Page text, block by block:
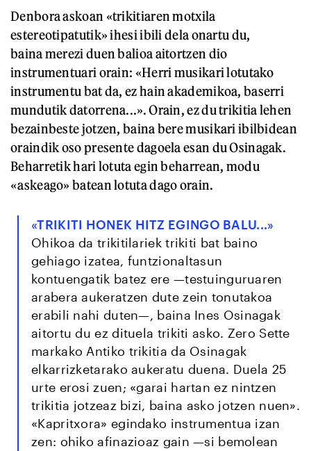
Denbora askoan «trikitiaren motxila
estereotipatutik» ihesi ibili dela onartu du,
baina merezi duen balioa aitortzen dio
instrumentuari orain: «Herri musikari lotutako
instrumentu bat da, ez hain akademikoa, baserri
mundutik datorrena...». Orain, ez du trikitia lehen
bezainbeste jotzen, baina bere musikari ibilbidean
oraindik oso presente dagoela esan du Osinagak.
Beharretik hari lotuta egin beharrean, modu
«askeago» batean lotuta dago orain.
«TRIKITI HONEK HITZ EGINGO BALU...»
Ohikoa da trikitilariek trikiti bat baino
gehiago izatea, funtzionaltasun
kontuengatik batez ere —testuinguruaren
arabera aukeratzen dute zein tonutakoa
erabili nahi duten—, baina Ines Osinagak
aitortu du ez dituela trikiti asko. Zero Sette
markako Antiko trikitia da Osinagak
elkarrizketarako aukeratu duena. Duela 25
urte erosi zuen; «garai hartan ez nintzen
trikitia jotzeaz bizi, baina asko jotzen nuen».
«Kapritxora» egindako instrumentua izan
zen: ohiko afinazioaz gain —si bemolean